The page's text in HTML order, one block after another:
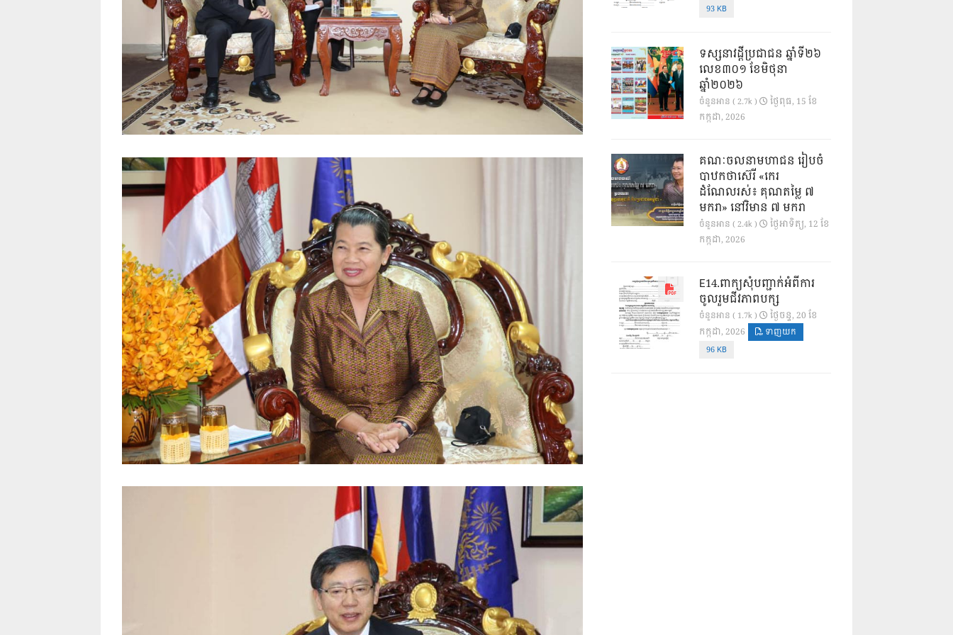
93 KB
ទស្សនាវដ្ដីប្រជាជន ឆ្នាំទី២៦
លេខ៣០១ ខែមិថុនា
ឆ្នាំ២០២៦
ចំនួនអាន ( 2.7k )
ថ្ងៃ​ពុធ, 15 ខែ​
កក្កដា, 2026
គណៈចលនាមហាជន រៀបចំ
បាឋកថាស៊េរី «កេរ
ដំណែលរស់៖ គុណតម្លៃ ៧
មករា» នៅវិមាន ៧ មករា
ចំនួនអាន ( 2.4k )
ថ្ងៃ​អាទិត្យ, 12 ខែ​
កក្កដា, 2026
E14.ពាក្យសុំបញ្ជាក់អំពីការ
ចូលរួមជីវភាពបក្ស
ចំនួនអាន ( 1.7k )
ថ្ងៃ​ចន្ទ, 20 ខែ​
កក្កដា, 2026
ទាញយក
96 KB